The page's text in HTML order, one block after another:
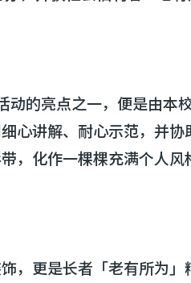
的亮点之一，便是由
心讲解、耐心示范，并
，化作一棵棵充满个人
，更是长者「老有所为